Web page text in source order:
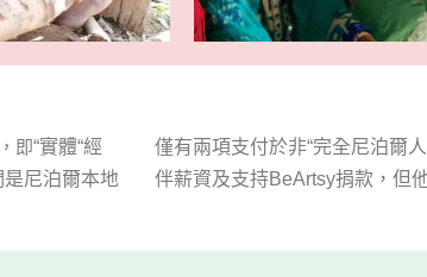
即“實體“經
尼泊爾本地
僅有兩項支付於非“完全尼泊爾人
伴薪資及支持BeArtsy捐款，但